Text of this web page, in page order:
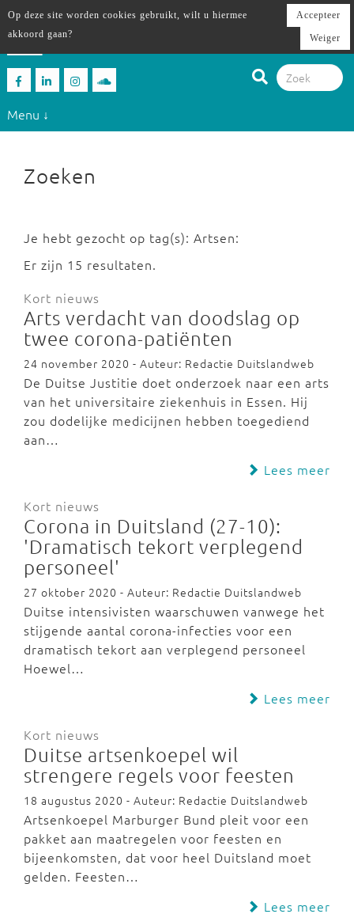
Menu ↓
Zoeken
Je hebt gezocht op tag(s): Artsen:
Er zijn 15 resultaten.
Kort nieuws
Arts verdacht van doodslag op
twee corona-patiënten
24 november 2020 - Auteur: Redactie Duitslandweb
De Duitse Justitie doet onderzoek naar een arts
van het universitaire ziekenhuis in Essen. Hij
zou dodelijke medicijnen hebben toegediend
aan…
Lees meer
Kort nieuws
Corona in Duitsland (27-10):
'Dramatisch tekort verplegend
personeel'
27 oktober 2020 - Auteur: Redactie Duitslandweb
Duitse intensivisten waarschuwen vanwege het
stijgende aantal corona-infecties voor een
dramatisch tekort aan verplegend personeel
Hoewel…
Lees meer
Kort nieuws
Duitse artsenkoepel wil
strengere regels voor feesten
18 augustus 2020 - Auteur: Redactie Duitslandweb
Artsenkoepel Marburger Bund pleit voor een
pakket aan maatregelen voor feesten en
bijeenkomsten, dat voor heel Duitsland moet
gelden. Feesten…
Lees meer
Op deze site worden cookies gebruikt, wilt u hiermee
akkoord gaan?
Accepteer
Weiger